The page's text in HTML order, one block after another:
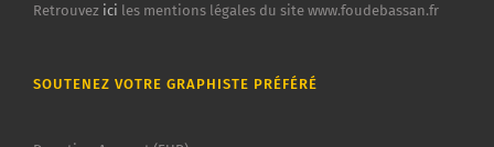
Retrouvez ici les mentions légales du site www.foudebassan.fr
SOUTENEZ VOTRE GRAPHISTE PRÉFÉRÉ